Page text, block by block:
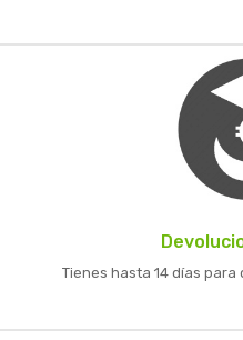
Tienes hasta 14 días